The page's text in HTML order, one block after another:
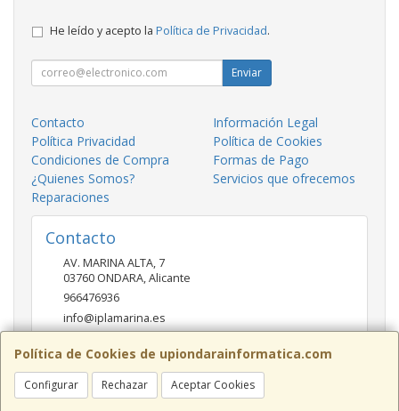
Política de Cookies de upiondarainformatica.com
Configurar Rechazar Aceptar Cookies
He leído y acepto la Política de Privacidad.
Enviar
Contacto
Información Legal
Política Privacidad
Política de Cookies
Condiciones de Compra
Formas de Pago
¿Quienes Somos?
Servicios que ofrecemos
Reparaciones
Contacto
AV. MARINA ALTA, 7
03760 ONDARA,Alicante
966476936
info@iplamarina.es
Horario
LUNES - VIERNES 9:30h-14:00h 16:30h-20:30h SÁBADOS